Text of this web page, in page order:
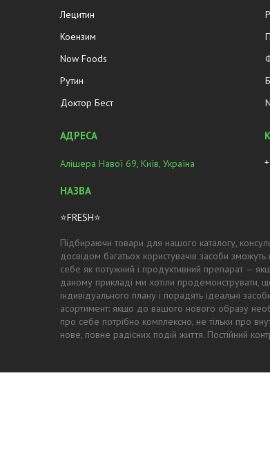
Лецитин
Коензим
Now Foods
Рутин
Доктор Бест
Алішера Навої 69, Київ, Україна
⭐FRESH⭐
Підбираючи товари для нашого каталогу,
досвідом багатьох користувачів засоби
себе як потужний і продуктивний препарат —
даному прикладі ми хотіли продемонструвати,
індивідуального плану і порадять ідеальні
асортимент: якщо до вашого нового образу
про себе потрібно комплексно, не тільки про
нове, повне радісних подій життя. Постійний